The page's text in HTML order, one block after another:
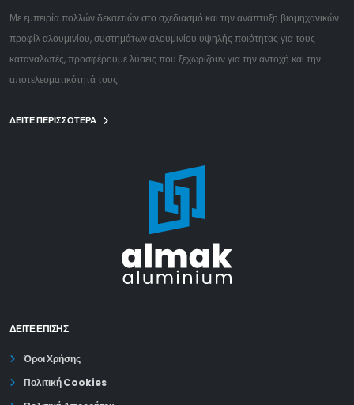
Με εμπειρία πολλών δεκαετιών στο σχεδιασμό και την ανάπτυξη βιομηχανικών
προφίλ αλουμινίου, συστημάτων αλουμινίου υψηλής ποιότητας για τους
καταναλωτές, προσφέρουμε λύσεις που ξεχωρίζουν για την αντοχή και την
αποτελεσματικότητά τους.
ΔΕΙΤΕ ΠΕΡΙΣΣΟΤΕΡΑ
ΔΕΊΤΕ ΕΠΙΣΗΣ
Όροι Χρήσης
Πολιτική Cookies